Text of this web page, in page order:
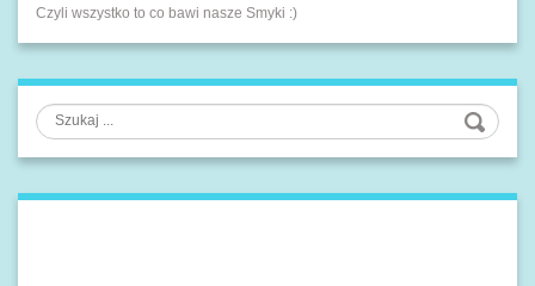
Czyli wszystko to co bawi nasze Smyki :)
Szukaj